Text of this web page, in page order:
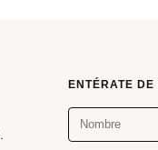
ENTÉRATE